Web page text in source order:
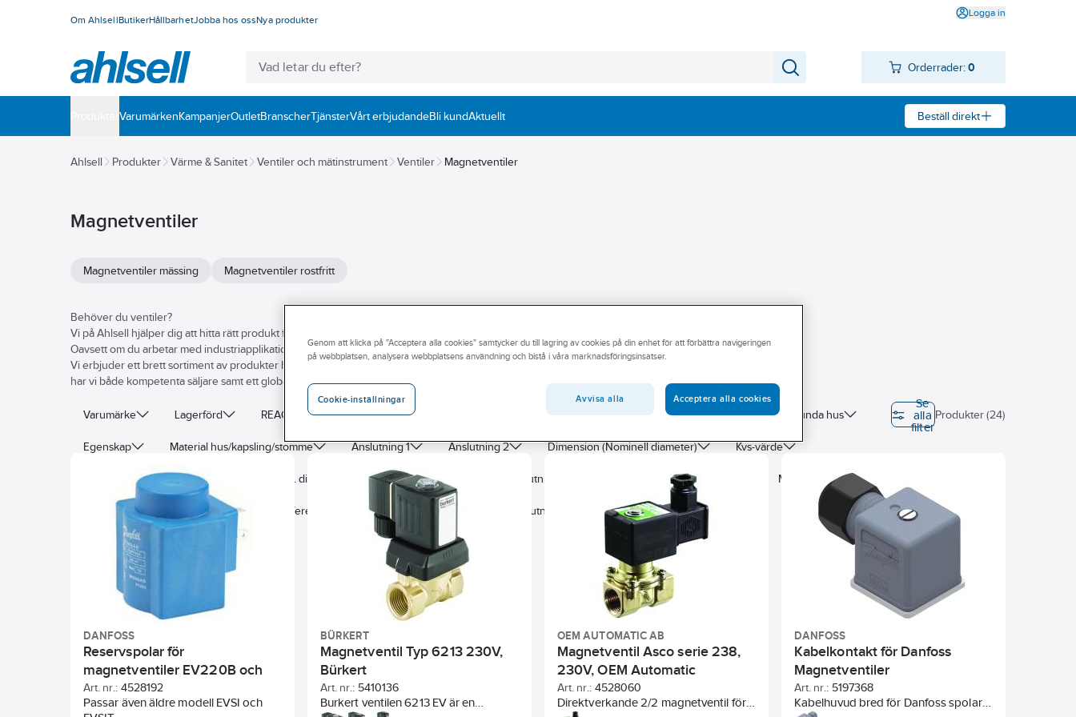
Om AhlsellButikerHållbarhetJobba hos ossNya produkter
Logga in
Orderrader: 0
VarumärkenKampanjerOutletBranscherTjänsterVårt erbjudandeBli kundAktuellt Beställ direkt
Ahlsell Produkter Värme & Sanitet Ventiler och mätinstrument Ventiler Magnetventiler
Magnetventiler
Magnetventiler mässing Magnetventiler rostfritt
Behöver du ventiler?
Vi på Ahlsell hjälper dig att hitta rätt produkt för just din applikation.
Oavsett om du arbetar med industriapplikationer eller VS-installationer har vi rätt produkt för just detta.
Vi erbjuder ett brett sortiment av produkter här på webben, men om det skulle vara så att du inte hittar det du söker
har vi både kompetenta säljare samt ett globalt leverantörsnät för att hjälpa dig att hitta rätt produkt.
Varumärke Lagerförd REACH – Fri från Kandidatämne Byggvarubedömningen Sunda hus
Egenskap Material hus/kapsling/stomme Anslutning 1 Anslutning 2 Dimension (Nominell diameter) Kvs-värde
Medietemperatur (kontinuerlig) Max. differenstryck vatten/vätskor Längd anslutning 1 Material tätning Materialkvalitet
Max. omgivningstemperatur Min. differenstryck Modell/Utförande Anslutningsspänning
Se
alla
filter
Produkter (24)
DANFOSS
Reservspolar för
magnetventiler EV220B och
EV250B, Danfoss
Art. nr.: 4528192
Passar även äldre modell EVSI och
BÜRKERT
Magnetventil Typ 6213 230V,
Bürkert
Art. nr.: 5410136
Burkert ventilen 6213 EV är en
OEM AUTOMATIC AB
Magnetventil Asco serie 238,
230V, OEM Automatic
Art. nr.: 4528060
Direktverkande 2/2 magnetventil för
DANFOSS
Kabelkontakt för Danfoss
Magnetventiler
Art. nr.: 5197368
Kabelhuvud bred för Danfoss spolar
Genom att klicka på "Acceptera alla cookies" samtycker du till lagring av cookies på din enhet för att förbättra navigeringen
på webbplatsen, analysera webbplatsens användning och bistå i våra marknadsföringsinsatser.
Cookie-inställningar Avvisa alla Acceptera alla cookies